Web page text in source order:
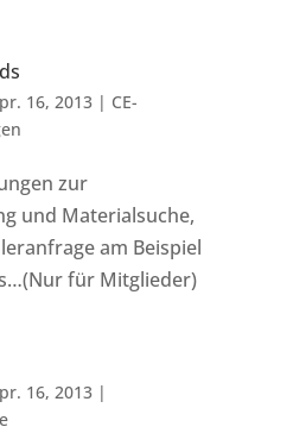
16, 2013| CE-
zur
und Materialsuche,
am Beispiel
für Mitglieder)
16, 2013|